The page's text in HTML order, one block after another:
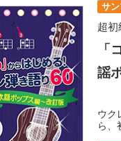
サン
超初
「
謡
ウク
ら、